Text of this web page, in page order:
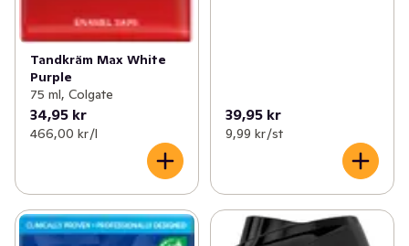
Tandkräm Max White
Purple
75 ml, Colgate
34,95 kr
466,00 kr /l
39,95 kr
9,99 kr /st